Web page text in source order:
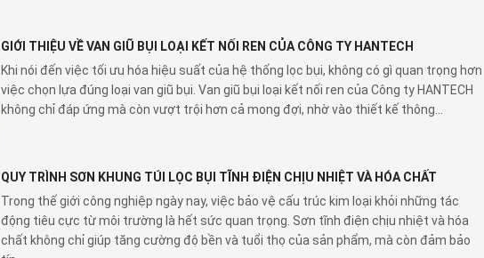
GIỚI THIỆU VỀ VAN GIŨ BỤI LOẠI KẾT NỐI REN CỦA CÔNG TY HANTECH
Khi nói đến việc tối ưu hóa hiệu suất của hệ thống lọc bụi, không có gì quan trọng hơn
việc chọn lựa đúng loại van giũ bụi. Van giũ bụi loại kết nối ren của Công ty HANTECH
không chỉ đáp ứng mà còn vượt trội hơn cả mong đợi, nhờ vào thiết kế thông...
QUY TRÌNH SƠN KHUNG TÚI LỌC BỤI TĨNH ĐIỆN CHỊU NHIỆT VÀ HÓA CHẤT
Trong thế giới công nghiệp ngày nay, việc bảo vệ cấu trúc kim loại khỏi những tác
động tiêu cực từ môi trường là hết sức quan trọng. Sơn tĩnh điện chịu nhiệt và hóa
chất không chỉ giúp tăng cường độ bền và tuổi thọ của sản phẩm, mà còn đảm bảo